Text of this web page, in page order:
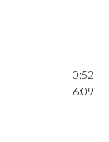
0:52
6:09